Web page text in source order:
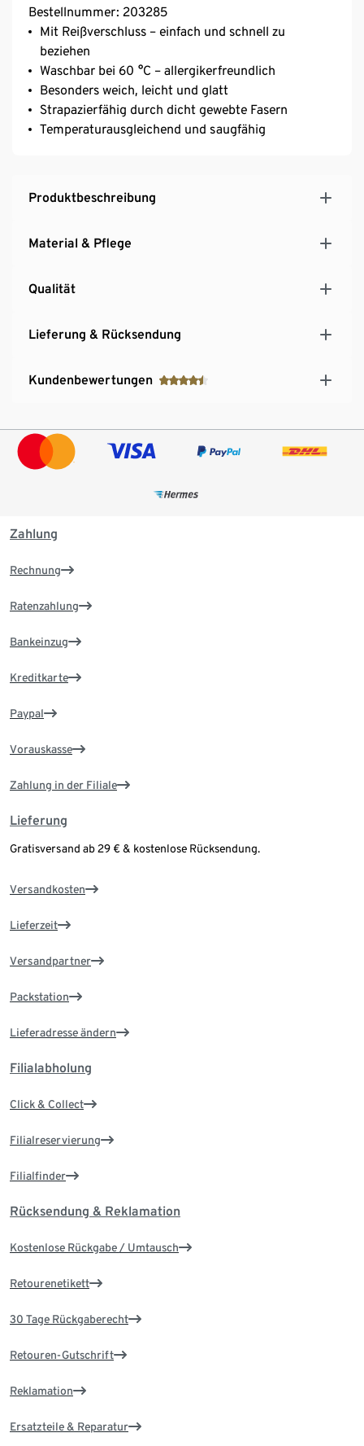
Bestellnummer: 203285
Mit Reißverschluss – einfach und schnell zu
beziehen
Waschbar bei 60 °C – allergikerfreundlich
Besonders weich, leicht und glatt
Strapazierfähig durch dicht gewebte Fasern
Temperaturausgleichend und saugfähig
Produktbeschreibung
Material & Pflege
Qualität
Lieferung & Rücksendung
Kundenbewertungen
Zahlung
Rechnung
Ratenzahlung
Bankeinzug
Kreditkarte
Paypal
Vorauskasse
Zahlung in der Filiale
Lieferung
Gratisversand ab 29 € & kostenlose Rücksendung.
Versandkosten
Lieferzeit
Versandpartner
Packstation
Lieferadresse ändern
Filialabholung
Click & Collect
Filialreservierung
Filialfinder
Rücksendung & Reklamation
Kostenlose Rückgabe / Umtausch
Retourenetikett
30 Tage Rückgaberecht
Retouren-Gutschrift
Reklamation
Ersatzteile & Reparatur